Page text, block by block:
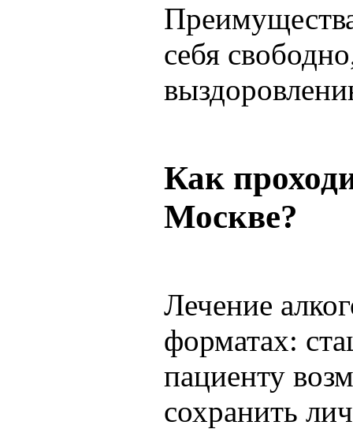
себя
Как
Москве?
Лечение
форматах:
пациенту
сохранить